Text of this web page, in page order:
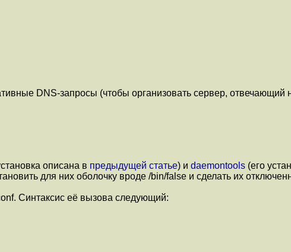
DNS-запросы (чтобы организовать сервер, отвечающий
описана в предыдущей статье) и daemontools (его
для них оболочку вроде /bin/false и сделать их
Синтаксис её вызова следующий: